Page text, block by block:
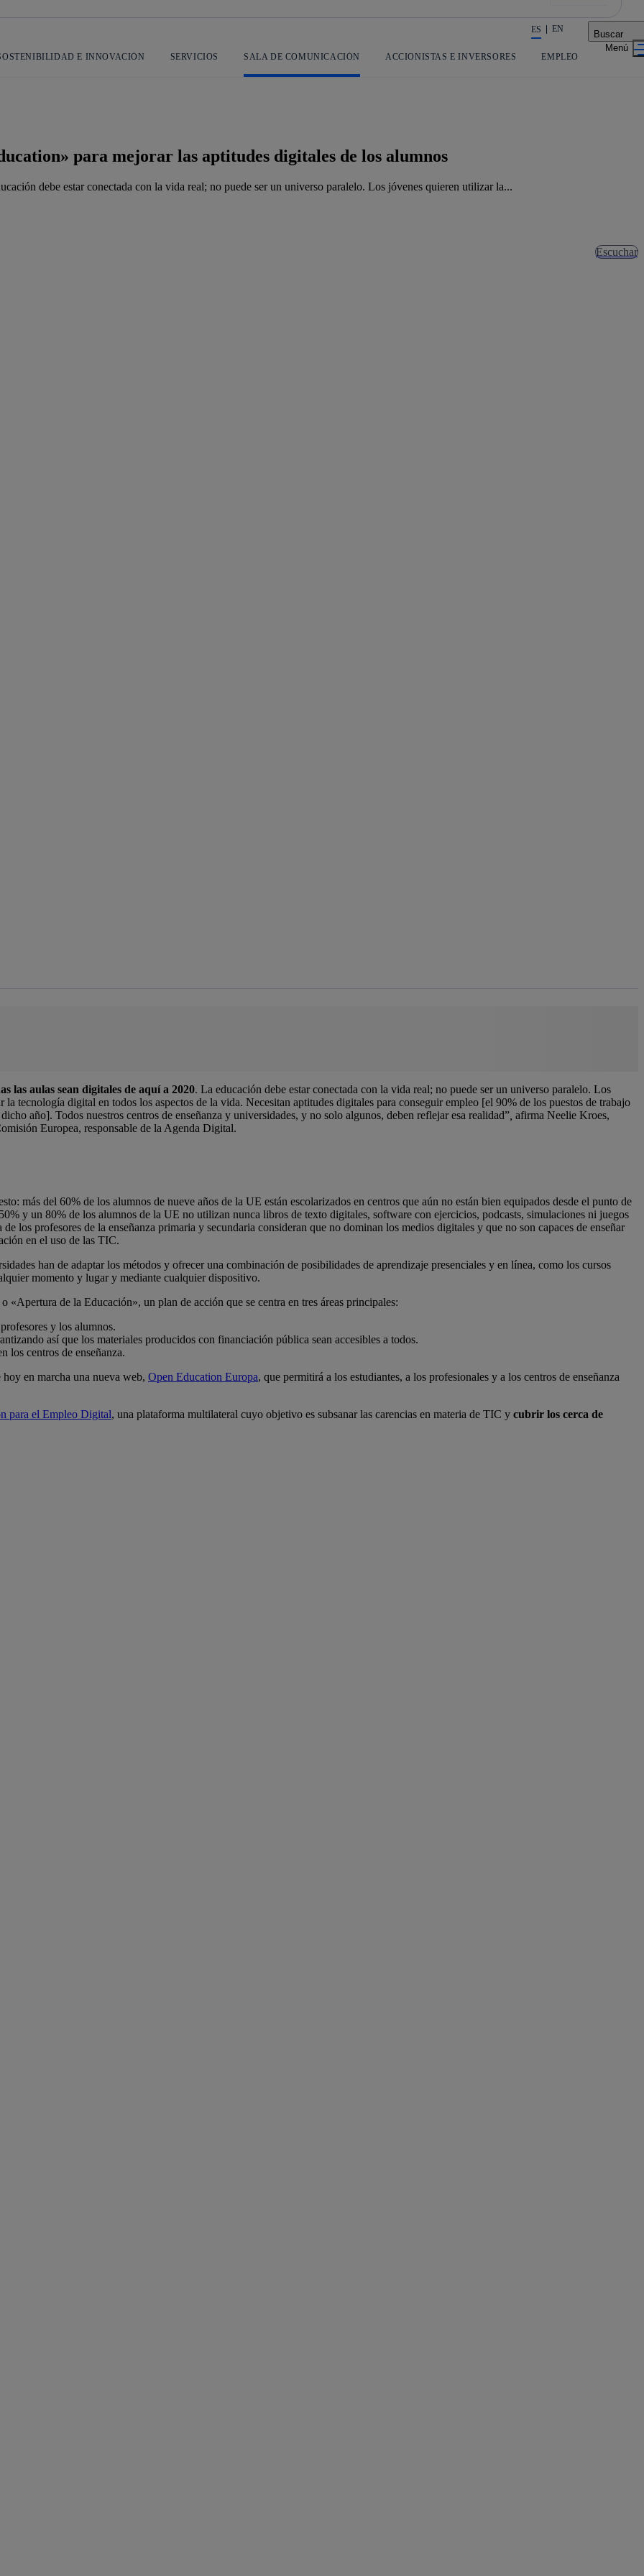
La acción en accionistas e inversores
ES EN Buscar
E INNOVACIÓN SERVICIOS SALA DE COMUNICACIÓN ACCIONISTAS E INVERSORES EMPLEO
para mejorar las aptitudes digitales de los alumnos
debe estar conectada con la vida real; no puede ser un universo paralelo. Los jóvenes quieren utilizar la...
Escuchar
las aulas sean digitales de aquí a 2020. La educación debe estar conectada con la vida real; no puede ser un universo paralelo. Los
la tecnología digital en todos los aspectos de la vida. Necesitan aptitudes digitales para conseguir empleo [el 90% de los puestos de trabajo
año]. Todos nuestros centros de enseñanza y universidades, y no solo algunos, deben reflejar esa realidad”, afirma Neelie Kroes,
Europea, responsable de la Agenda Digital.
más del 60% de los alumnos de nueve años de la UE están escolarizados en centros que aún no están bien equipados desde el punto de
y un 80% de los alumnos de la UE no utilizan nunca libros de texto digitales, software con ejercicios, podcasts, simulaciones ni juegos
los profesores de la enseñanza primaria y secundaria consideran que no dominan los medios digitales y que no son capaces de enseñar
en el uso de las TIC.
han de adaptar los métodos y ofrecer una combinación de posibilidades de aprendizaje presenciales y en línea, como los cursos
momento y lugar y mediante cualquier dispositivo.
o «Apertura de la Educación», un plan de acción que se centra en tres áreas principales:
y los alumnos.
así que los materiales producidos con financiación pública sean accesibles a todos.
los centros de enseñanza.
en marcha una nueva web, Open Education Europa, que permitirá a los estudiantes, a los profesionales y a los centros de enseñanza
para el Empleo Digital, una plataforma multilateral cuyo objetivo es subsanar las carencias en materia de TIC y cubrir los cerca de